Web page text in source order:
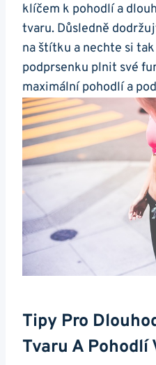
klíčem k pohodlí a
tvaru. Důsledně
na štítku a nechte si
podprsenku plnit své
maximální pohodlí a
Tipy Pro
Tvaru A Pohodlí